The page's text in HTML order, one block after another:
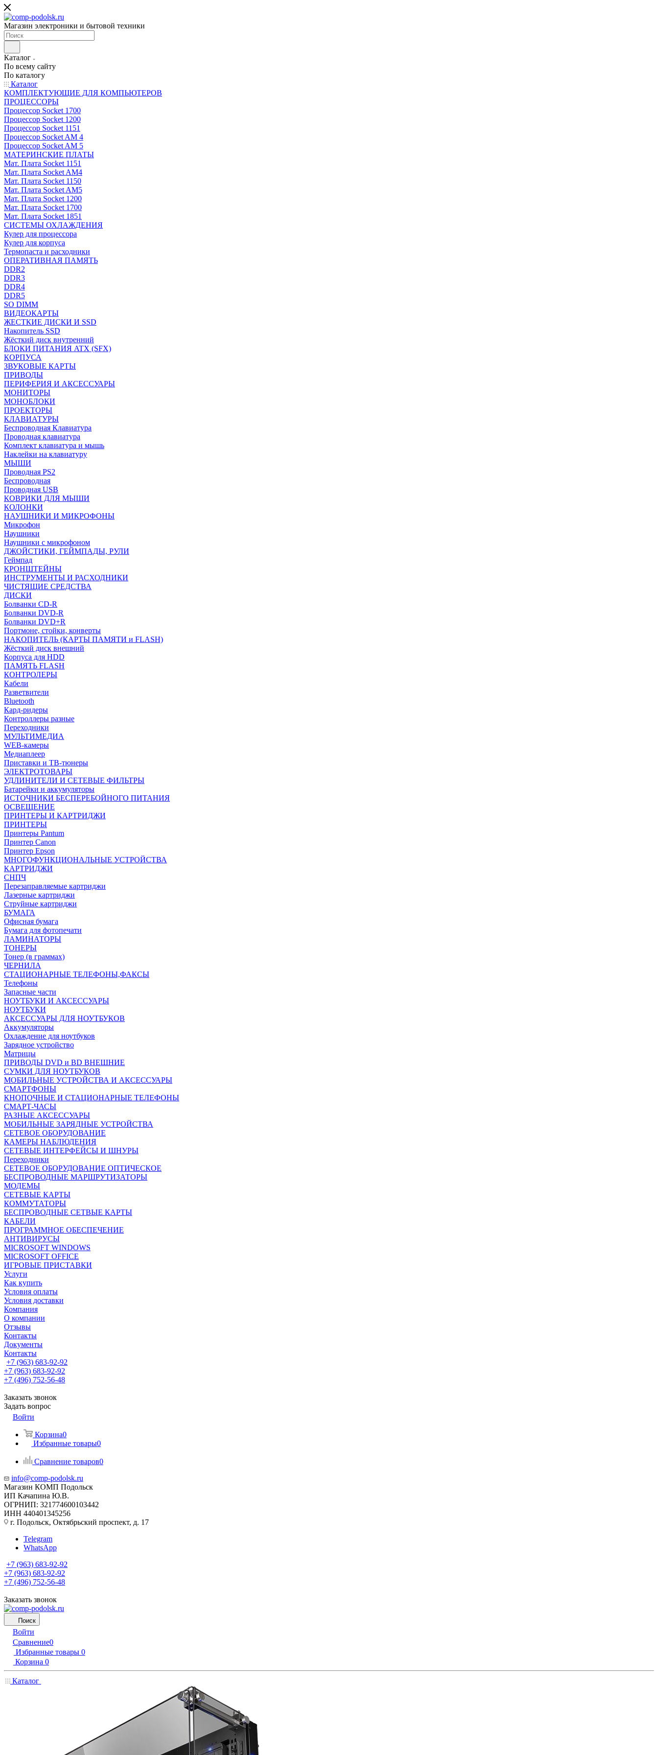
Магазин электроники и бытовой техники
Каталог
По всему сайту
По каталогу
Каталог
КОМПЛЕКТУЮЩИЕ ДЛЯ КОМПЬЮТЕРОВ
ПРОЦЕССОРЫ
Процессор Socket 1700
Процессор Socket 1200
Процессор Socket 1151
Процессор Socket AM 4
Процессор Socket AM 5
МАТЕРИНСКИЕ ПЛАТЫ
Мат. Плата Socket 1151
Мат. Плата Socket AM4
Мат. Плата Socket 1150
Мат. Плата Socket AM5
Мат. Плата Socket 1200
Мат. Плата Socket 1700
Мат. Плата Socket 1851
СИСТЕМЫ ОХЛАЖДЕНИЯ
Кулер для процессора
Кулер для корпуса
Термопаста и расходники
ОПЕРАТИВНАЯ ПАМЯТЬ
DDR2
DDR3
DDR4
DDR5
SO DIMM
ВИДЕОКАРТЫ
ЖЕСТКИЕ ДИСКИ И SSD
Накопитель SSD
Жёсткий диск внутренний
БЛОКИ ПИТАНИЯ ATX (SFX)
КОРПУСА
ЗВУКОВЫЕ КАРТЫ
ПРИВОДЫ
ПЕРИФЕРИЯ И АКСЕССУАРЫ
МОНИТОРЫ
МОНОБЛОКИ
ПРОЕКТОРЫ
КЛАВИАТУРЫ
Беспроводная Клавиатура
Проводная клавиатура
Комплект клавиатура и мышь
Наклейки на клавиатуру
МЫШИ
Проводная PS2
Беспроводная
Проводная USB
КОВРИКИ ДЛЯ МЫШИ
КОЛОНКИ
НАУШНИКИ И МИКРОФОНЫ
Микрофон
Наушники
Наушники с микрофоном
ДЖОЙСТИКИ, ГЕЙМПАДЫ, РУЛИ
Геймпад
КРОНШТЕЙНЫ
ИНСТРУМЕНТЫ И РАСХОДНИКИ
ЧИСТЯЩИЕ СРЕДСТВА
ДИСКИ
Болванки CD-R
Болванки DVD-R
Болванки DVD+R
Портмоне, стойки, конверты
НАКОПИТЕЛЬ (КАРТЫ ПАМЯТИ и FLASH)
Жёсткий диск внешний
Корпуса для HDD
ПАМЯТЬ FLASH
КОНТРОЛЕРЫ
Кабели
Разветвители
Bluetooth
Кард-ридеры
Контроллеры разные
Переходники
МУЛЬТИМЕДИА
WEB-камеры
Медиаплеер
Приставки и ТВ-тюнеры
ЭЛЕКТРОТОВАРЫ
УДЛИНИТЕЛИ И СЕТЕВЫЕ ФИЛЬТРЫ
Батарейки и аккумуляторы
ИСТОЧНИКИ БЕСПЕРЕБОЙНОГО ПИТАНИЯ
ОСВЕЩЕНИЕ
ПРИНТЕРЫ И КАРТРИДЖИ
ПРИНТЕРЫ
Принтеры Pantum
Принтер Canon
Принтер Epson
МНОГОФУНКЦИОНАЛЬНЫЕ УСТРОЙСТВА
КАРТРИДЖИ
СНПЧ
Перезаправляемые картриджи
Лазерные картриджи
Струйные картриджи
БУМАГА
Офисная бумага
Бумага для фотопечати
ЛАМИНАТОРЫ
ТОНЕРЫ
Тонер (в граммах)
ЧЕРНИЛА
СТАЦИОНАРНЫЕ ТЕЛЕФОНЫ,ФАКСЫ
Телефоны
Запасные части
НОУТБУКИ И АКСЕССУАРЫ
НОУТБУКИ
АКСЕССУАРЫ ДЛЯ НОУТБУКОВ
Аккумуляторы
Охлаждение для ноутбуков
Зарядное устройство
Матрицы
ПРИВОДЫ DVD и BD ВНЕШНИЕ
СУМКИ ДЛЯ НОУТБУКОВ
МОБИЛЬНЫЕ УСТРОЙСТВА И АКСЕССУАРЫ
СМАРТФОНЫ
КНОПОЧНЫЕ И СТАЦИОНАРНЫЕ ТЕЛЕФОНЫ
СМАРТ-ЧАСЫ
РАЗНЫЕ АКСЕССУАРЫ
МОБИЛЬНЫЕ ЗАРЯДНЫЕ УСТРОЙСТВА
СЕТЕВОЕ ОБОРУДОВАНИЕ
КАМЕРЫ НАБЛЮДЕНИЯ
СЕТЕВЫЕ ИНТЕРФЕЙСЫ И ШНУРЫ
Переходники
СЕТЕВОЕ ОБОРУДОВАНИЕ ОПТИЧЕСКОЕ
БЕСПРОВОДНЫЕ МАРШРУТИЗАТОРЫ
МОДЕМЫ
СЕТЕВЫЕ КАРТЫ
КОММУТАТОРЫ
БЕСПРОВОДНЫЕ СЕТВЫЕ КАРТЫ
КАБЕЛИ
ПРОГРАММНОЕ ОБЕСПЕЧЕНИЕ
АНТИВИРУСЫ
MICROSOFT WINDOWS
MICROSOFT OFFICE
ИГРОВЫЕ ПРИСТАВКИ
Услуги
Как купить
Условия оплаты
Условия доставки
Компания
О компании
Отзывы
Контакты
Документы
Контакты
+7 (963) 683-92-92
+7 (963) 683-92-92
+7 (496) 752-56-48
Заказать звонок
Задать вопрос
Войти
Корзина0
Избранные товары0
Сравнение товаров0
info@comp-podolsk.ru
Магазин КОМП Подольск
ИП Качапина Ю.В.
ОГРНИП: 321774600103442
ИНН 440401345256
г. Подольск, Октябрьский проспект, д. 17
Telegram
WhatsApp
+7 (963) 683-92-92
+7 (963) 683-92-92
+7 (496) 752-56-48
Заказать звонок
Поиск
Войти
Сравнение0
Избранные товары 0
Корзина 0
Каталог